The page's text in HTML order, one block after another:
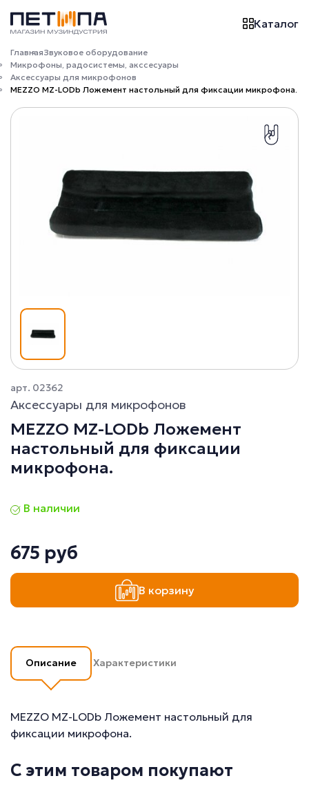
Каталог
ГлавнаяЗвуковое оборудование
Микрофоны, радосистемы, акссесуары
Аксессуары для микрофонов
MEZZO MZ-LODb Ложемент настольный для фиксации микрофона.
арт. 02362
Аксессуары для микрофонов
MEZZO MZ-LODb Ложемент
настольный для фиксации
микрофона.
В наличии
675 руб
В корзину
Описание Характеристики
MEZZO MZ-LODb Ложемент настольный для
фиксации микрофона.
С этим товаром покупают